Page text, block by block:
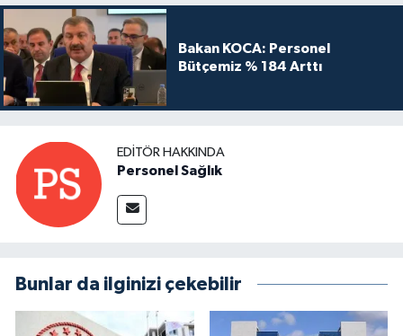
Bakan KOCA: Personel
Bütçemiz % 184 Arttı
EDITÖR HAKKINDA
Personel Sağlık
Bunlar da ilginizi çekebilir